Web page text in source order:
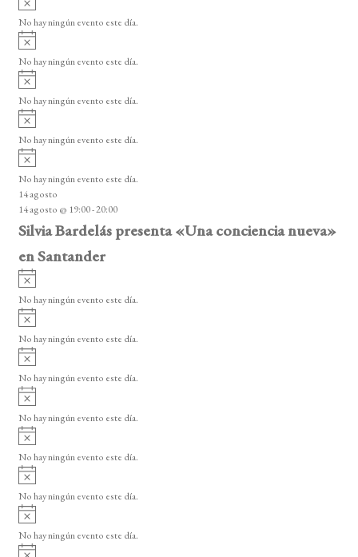
o
v
i
o
No hay ningún evento este día.
A
v
i
o
No hay ningún evento este día.
A
v
i
o
No hay ningún evento este día.
A
v
i
o
No hay ningún evento este día.
A
v
i
s
o
No hay ningún evento este día.
14 agosto
14 agosto @ 19:00-20:00
Silvia Bardelás presenta «Una conciencia nueva»
en Santander
A
v
i
o
No hay ningún evento este día.
A
v
i
o
No hay ningún evento este día.
A
v
i
o
No hay ningún evento este día.
A
v
i
o
No hay ningún evento este día.
A
v
i
o
No hay ningún evento este día.
A
v
i
o
No hay ningún evento este día.
A
v
i
No hay ningún evento este día.
A